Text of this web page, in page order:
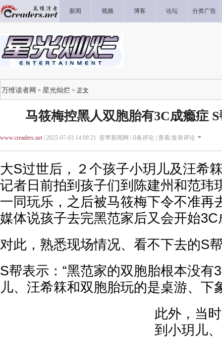
新闻 视频 博客 论坛 分类广告
万维读者网 > 星光灿烂 > 正文
马筱梅控黑人双胞胎有3C成瘾症
www.creaders.net| 2025-07-03 14:09:21 壹苹新闻网 | 0条评论 | 查看/发表评论
大S过世后，２个孩子小玥儿及汪希
记者日前拍到孩子们到陈建州和范玮
一同玩乐，之后被马筱梅下令不准再
媒体说孩子去完黑范家后又会开始3C
对此，熟悉现场情况、看不下去的S
S帮表示：“黑范家的双胞胎根本没有
儿、汪希箖和双胞胎玩的是桌游、下
此外，当
到小玥儿